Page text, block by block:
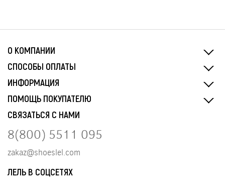
О КОМПАНИИ
СПОСОБЫ ОПЛАТЫ
ИНФОРМАЦИЯ
ПОМОЩЬ ПОКУПАТЕЛЮ
СВЯЗАТЬСЯ С НАМИ
8(800) 5511 095
zakaz@shoeslel.com
ЛЕЛЬ В СОЦСЕТЯХ